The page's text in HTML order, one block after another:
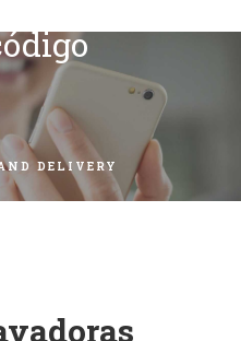
DELIVERY